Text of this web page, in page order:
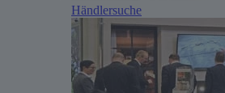
Händlersuche